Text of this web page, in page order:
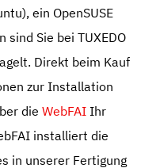
ein OpenSUSE
sind Sie bei TUXEDO
Direkt beim Kauf
zur Installation
dieWebFAI Ihr
installiert die
in unserer Fertigung